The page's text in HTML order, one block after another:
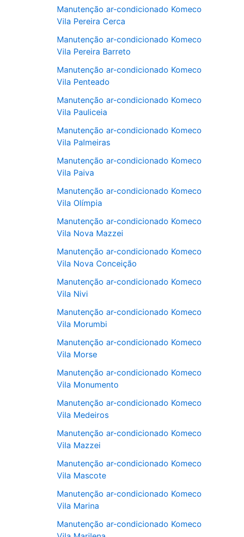
Manutenção ar-condicionado Komeco
Vila Pereira Cerca
Manutenção ar-condicionado Komeco
Vila Pereira Barreto
Manutenção ar-condicionado Komeco
Vila Penteado
Manutenção ar-condicionado Komeco
Vila Pauliceia
Manutenção ar-condicionado Komeco
Vila Palmeiras
Manutenção ar-condicionado Komeco
Vila Paiva
Manutenção ar-condicionado Komeco
Vila Olímpia
Manutenção ar-condicionado Komeco
Vila Nova Mazzei
Manutenção ar-condicionado Komeco
Vila Nova Conceição
Manutenção ar-condicionado Komeco
Vila Nivi
Manutenção ar-condicionado Komeco
Vila Morumbi
Manutenção ar-condicionado Komeco
Vila Morse
Manutenção ar-condicionado Komeco
Vila Monumento
Manutenção ar-condicionado Komeco
Vila Medeiros
Manutenção ar-condicionado Komeco
Vila Mazzei
Manutenção ar-condicionado Komeco
Vila Mascote
Manutenção ar-condicionado Komeco
Vila Marina
Manutenção ar-condicionado Komeco